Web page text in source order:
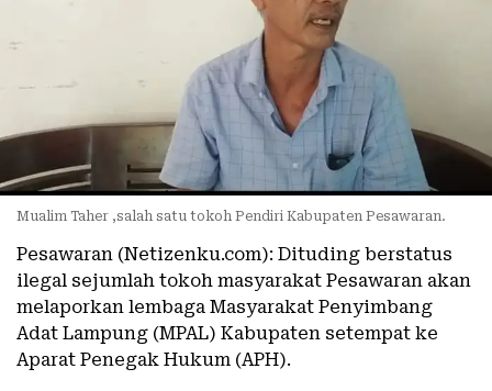
Mualim Taher ,salah satu tokoh Pendiri Kabupaten Pesawaran.
Pesawaran (Netizenku.com): Dituding berstatus
ilegal sejumlah tokoh masyarakat Pesawaran akan
melaporkan lembaga Masyarakat Penyimbang
Adat Lampung (MPAL) Kabupaten setempat ke
Aparat Penegak Hukum (APH).